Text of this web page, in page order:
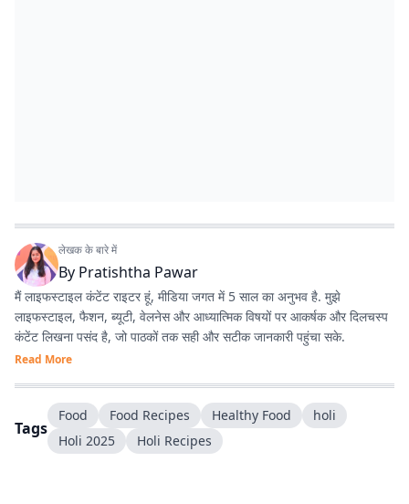
लेखक के बारे में
By Pratishtha Pawar
मैं लाइफस्टाइल कंटेंट राइटर हूं, मीडिया जगत में 5 साल का अनुभव है. मुझे
लाइफस्टाइल, फैशन, ब्यूटी, वेलनेस और आध्यात्मिक विषयों पर आकर्षक और दिलचस्प
कंटेंट लिखना पसंद है, जो पाठकों तक सही और सटीक जानकारी पहुंचा सके.
Read More
Tags
Food Food Recipes Healthy Food
holi
Holi 2025
Holi Recipes